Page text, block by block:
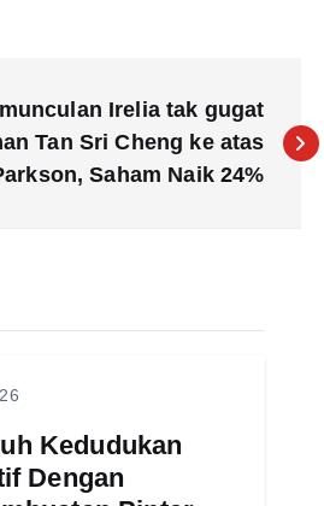
Irelia tak gugat
Tan Sri Cheng ke atas
Saham Naik 24%
Kedudukan
Dengan